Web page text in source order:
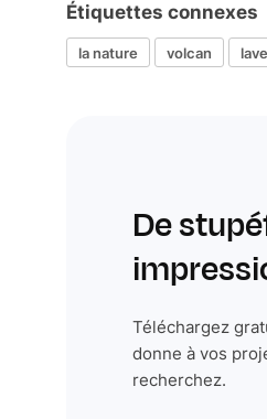
Étiquettes connexes
la nature volcan lave
De
Téléchargez
donne à vos
recherchez.